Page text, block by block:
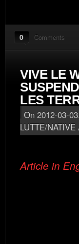
0 Comments
VIVE LE
LES
On 2012-03-
LUTTE/
Article in